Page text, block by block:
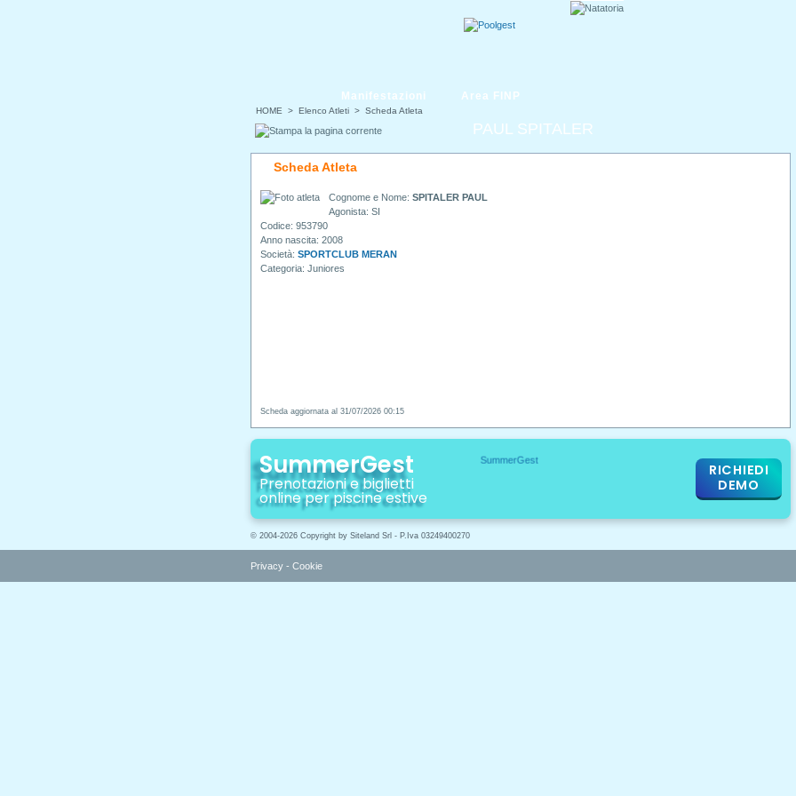
HOME > Elenco Atleti > Scheda Atleta
Manifestazioni Area FINP
PAUL SPITALER
Scheda Atleta
Cognome e Nome: SPITALER PAUL
Agonista: SI
Codice: 953790
Anno nascita: 2008
Società: SPORTCLUB MERAN
Categoria: Juniores
Scheda aggiornata al 31/07/2026 00:15
SummerGest
Prenotazioni e biglietti
online per piscine estive
RICHIEDI
DEMO
© 2004-2026 Copyright by Siteland Srl - P.Iva 03249400270
Privacy - Cookie